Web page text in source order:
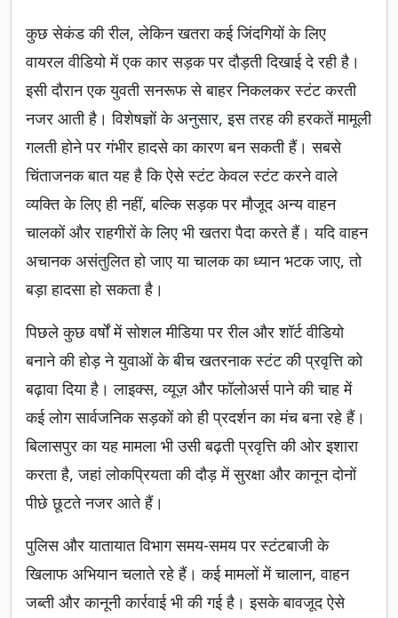
कुछ सेकंड की रील, लेकिन खतरा कई जिंदगियों के लिए
वायरल वीडियो में एक कार सड़क पर दौड़ती दिखाई दे रही है।
इसी दौरान एक युवती सनरूफ से बाहर निकलकर स्टंट करती
नजर आती है। विशेषज्ञों के अनुसार, इस तरह की हरकतें मामूली
गलती होने पर गंभीर हादसे का कारण बन सकती हैं। सबसे
चिंताजनक बात यह है कि ऐसे स्टंट केवल स्टंट करने वाले
व्यक्ति के लिए ही नहीं, बल्कि सड़क पर मौजूद अन्य वाहन
चालकों और राहगीरों के लिए भी खतरा पैदा करते हैं। यदि वाहन
अचानक असंतुलित हो जाए या चालक का ध्यान भटक जाए, तो
बड़ा हादसा हो सकता है।
पिछले कुछ वर्षों में सोशल मीडिया पर रील और शॉर्ट वीडियो
बनाने की होड़ ने युवाओं के बीच खतरनाक स्टंट की प्रवृत्ति को
बढ़ावा दिया है। लाइक्स, व्यूज़ और फॉलोअर्स पाने की चाह में
कई लोग सार्वजनिक सड़कों को ही प्रदर्शन का मंच बना रहे हैं।
बिलासपुर का यह मामला भी उसी बढ़ती प्रवृत्ति की ओर इशारा
करता है, जहां लोकप्रियता की दौड़ में सुरक्षा और कानून दोनों
पीछे छूटते नजर आते हैं।
पुलिस और यातायात विभाग समय-समय पर स्टंटबाजी के
खिलाफ अभियान चलाते रहे हैं। कई मामलों में चालान, वाहन
जब्ती और कानूनी कार्रवाई भी की गई है। इसके बावजूद ऐसे